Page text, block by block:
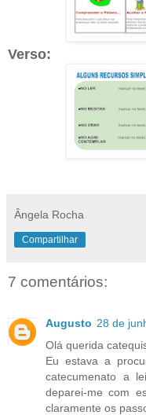
Verso:
Ângela Rocha
Compartilhar
7 comentários:
Augusto 28 de
Olá querida
Eu estava a
catecumenato a
deparei-me com
claramente os